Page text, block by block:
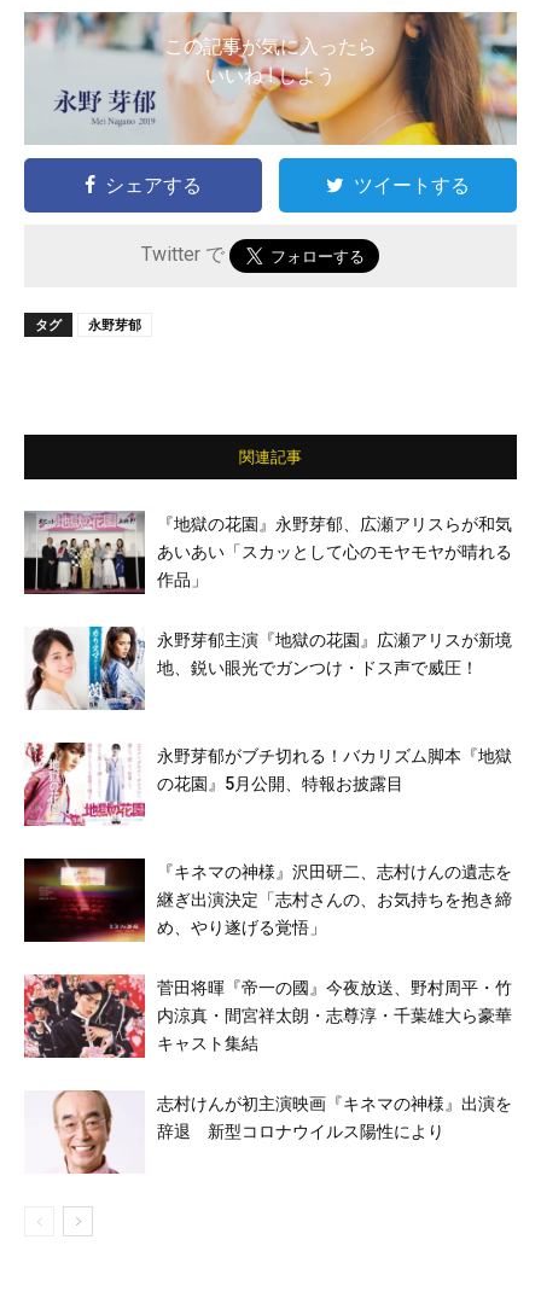
この記事が気に入ったら
いいね ! しよう
シェアする ツイートする
Twitter で
タグ 永野芽郁
関連記事
『地獄の花園』永野芽郁、広瀬アリスらが和気
あいあい「スカッとして心のモヤモヤが晴れる
作品」
永野芽郁主演『地獄の花園』広瀬アリスが新境
地、鋭い眼光でガンつけ・ドス声で威圧！
永野芽郁がブチ切れる！バカリズム脚本『地獄
の花園』5月公開、特報お披露目
『キネマの神様』沢田研二、志村けんの遺志を
継ぎ出演決定「志村さんの、お気持ちを抱き締
め、やり遂げる覚悟」
菅田将暉『帝一の國』今夜放送、野村周平・竹
内涼真・間宮祥太朗・志尊淳・千葉雄大ら豪華
キャスト集結
志村けんが初主演映画『キネマの神様』出演を
辞退 新型コロナウイルス陽性により